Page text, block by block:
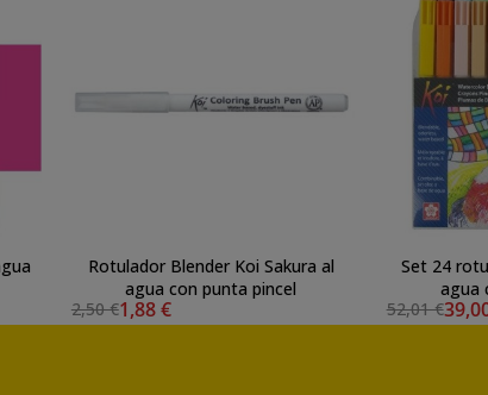
Rotulador Blender Koi Sakura al
agua con punta pincel
2,50 €1,88 €
Set 24
agua
52,01 €